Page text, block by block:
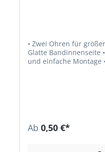
• Zwei Ohren für
Glatte Bandinnenseite • Runde Kanten • Schnelle
und einfache Montage • Geeignet für die
Ab 0,50 €*